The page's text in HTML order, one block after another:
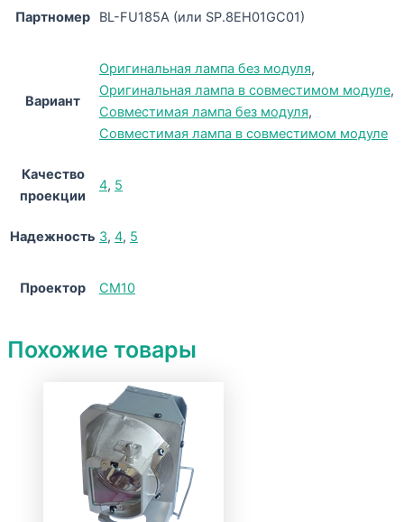
Партномер BL-FU185A (или SP.8EH01GC01)
Вариант
Оригинальная лампа без модуля,
Оригинальная лампа в совместимом модуле,
Совместимая лампа без модуля,
Совместимая лампа в совместимом модуле
Качество
проекции
4, 5
Надежность 3, 4, 5
Проектор CM10
Похожие товары